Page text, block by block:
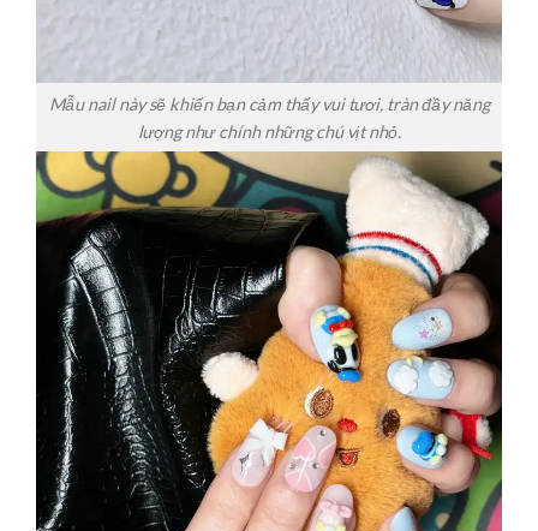
Mẫu nail này sẽ khiến bạn cảm thấy vui tươi, tràn đầy năng
lượng như chính những chú vịt nhỏ.